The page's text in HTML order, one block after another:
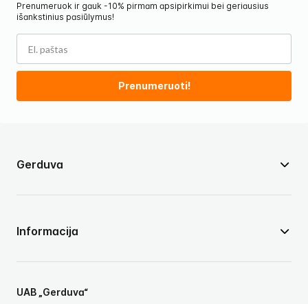
UAB „Gerduva“
Gerduva
Informacija
Prenumeruok ir gauk -10% pirmam apsipirkimui bei geriausius
išankstinius pasiūlymus!
Prenumeruoti!